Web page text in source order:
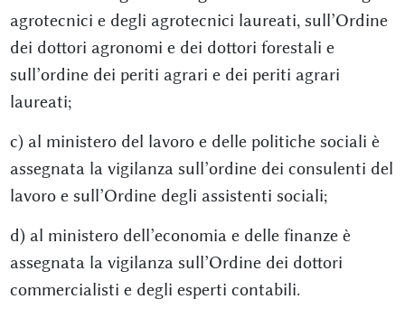
agrotecnici e degli agrotecnici laureati, sull’Ordine
dei dottori agronomi e dei dottori forestali e
sull’ordine dei periti agrari e dei periti agrari
laureati;
c) al ministero del lavoro e delle politiche sociali è
assegnata la vigilanza sull’ordine dei consulenti del
lavoro e sull’Ordine degli assistenti sociali;
d) al ministero dell’economia e delle finanze è
assegnata la vigilanza sull’Ordine dei dottori
commercialisti e degli esperti contabili.